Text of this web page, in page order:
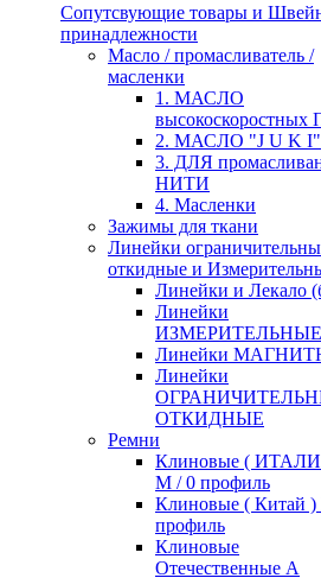
Сопутсвующие товары и
принадлежности
Масло / промасливатель /
масленки
1. МАСЛО
2. МАСЛО "J U K I"
3. ДЛЯ
НИТИ
4. Масленки
Зажимы для ткани
Линейки
откидные и
Линейки и Лекало
Линейки
ИЗМЕРИТЕЛЬНЫЕ
Линейки
Линейки
ОТКИДНЫЕ
Ремни
Клиновые (
М / 0 профиль
Клиновые ( Китай
профиль
Клиновые
Отечественные А